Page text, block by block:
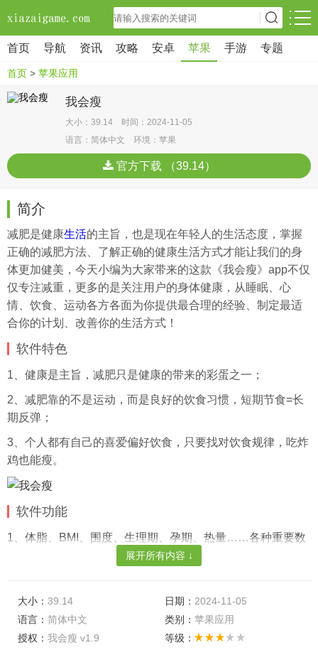
首页 导航 资讯 攻略 安卓 苹果 手游 专题
首页 > 苹果应用
我会瘦
大小：39.14 时间：2024-11-05
语言：简体中文 环境：苹果
官方下载 （39.14）
简介
减肥是健康生活的主旨，也是现在年轻人的生活态度，掌握
正确的减肥方法、了解正确的健康生活方式才能让我们的身
体更加健美，今天小编为大家带来的这款《我会瘦》app不仅
仅专注减重，更多的是关注用户的身体健康，从睡眠、心
情、饮食、运动各方各面为你提供最合理的经验、制定最适
合你的计划、改善你的生活方式！
软件特色
1、健康是主旨，减肥只是健康的带来的彩蛋之一；
2、减肥靠的不是运动，而是良好的饮食习惯，短期节食=长
期反弹；
3、个人都有自己的喜爱偏好饮食，只要找对饮食规律，吃炸
鸡也能瘦。
软件功能
1、体脂、BMI、围度、生理期、孕期、热量……各种重要数
不同饮食方案；
3、拍照识别食物热量、拍照解读食品配料表、饮食记录智慧
分析。
展开所有内容 ↓
大小： 39.14 日期： 2024-11-05
语言： 简体中文 类别： 苹果应用
授权： 我会瘦 v1.9
等级：